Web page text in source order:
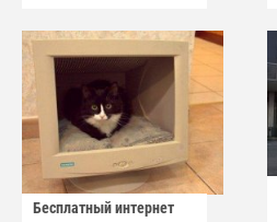
Бесплатный интернет